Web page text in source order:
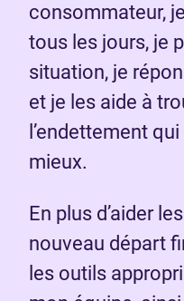
consommateur,
tous les jours, je
situation, je
et je les aide à
l’endettement
mieux.
En plus d’aider
nouveau départ
les outils